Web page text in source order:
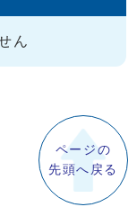
ん
ページの
先頭へ戻る